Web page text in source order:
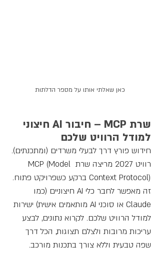
כאן שאלתי אותו על מספר הדלתות
שרת MCP – חיבור AI חיצוני
למודל הרוויט שלכם
חידוש פורץ דרך לבעלי משרדים (ומתכנתים).
רוויט 2027 מריצה שרת MCP (Model
Context Protocol) ברקע כשפרויקט פתוח.
זה מאפשר לחבר כלי AI חיצוניים (כמו
Claude או סוכני AI מותאמים אישית) ישירות
למודל הרוויט שלכם. לקרוא נתונים, לבצע
עריכות מרובות ולצלם תצוגות, הכל דרך
שפה טבעית וללא צורך בתכנות מורכב.